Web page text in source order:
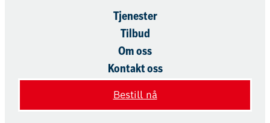
Tjenester
Tilbud
Om oss
Kontakt oss
Bestill nå